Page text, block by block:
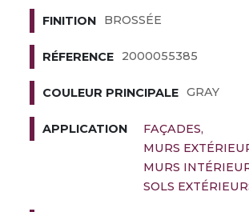
FINITION BROSSÉE
RÉFERENCE 2000055385
COULEUR PRINCIPALE GRAY
APPLICATION
FAÇADES
MURS
MURS
SOLS